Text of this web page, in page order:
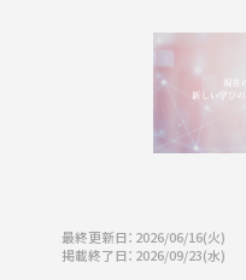
最終更新日：2026/06/16(火)
掲載終了日：2026/09/23(水)